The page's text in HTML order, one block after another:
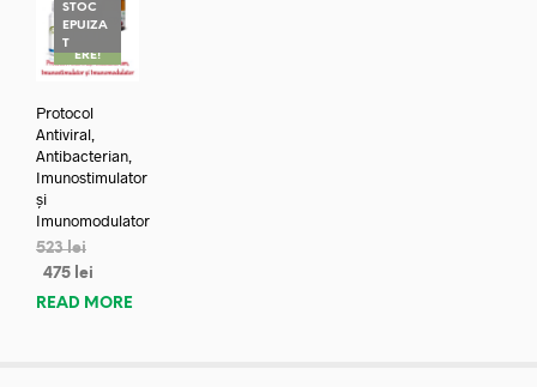
STOC
EPUIZA
TREDUC
ERE!
Protocol
Antiviral,
Antibacterian,
Imunostimulator
și
Imunomodulator
523lei
475 lei
READ MORE